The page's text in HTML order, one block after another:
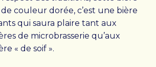
un événement
couleur dorée, c’est une bière
qui saura plaire tant aux
de microbrasserie qu’aux
« de soif ».